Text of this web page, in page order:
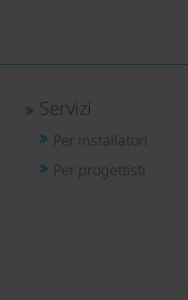
Servizi
Per installatori
Per progettisti